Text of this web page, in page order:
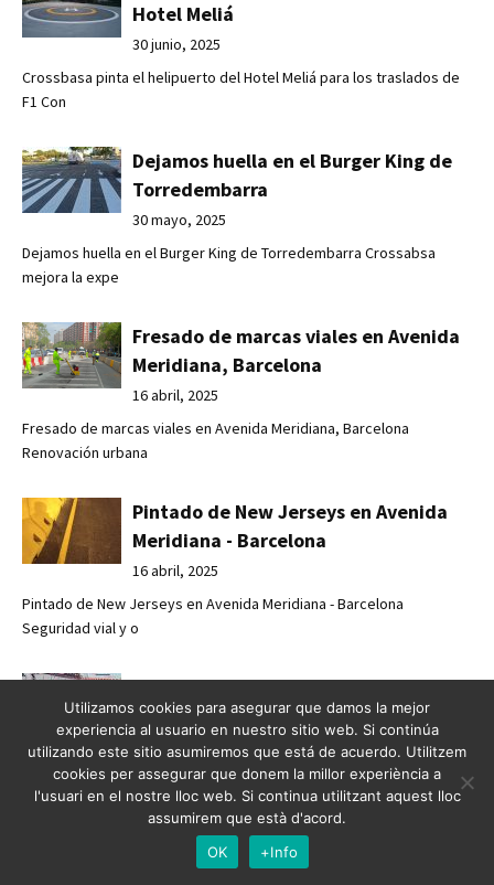
Hotel Meliá
30 junio, 2025
Crossbasa pinta el helipuerto del Hotel Meliá para los traslados de
F1 Con
Dejamos huella en el Burger King de
Torredembarra
30 mayo, 2025
Dejamos huella en el Burger King de Torredembarra Crossabsa
mejora la expe
Fresado de marcas viales en Avenida
Meridiana, Barcelona
16 abril, 2025
Fresado de marcas viales en Avenida Meridiana, Barcelona
Renovación urbana
Pintado de New Jerseys en Avenida
Meridiana - Barcelona
16 abril, 2025
Pintado de New Jerseys en Avenida Meridiana - Barcelona
Seguridad vial y o
Nuevo carril bici en Barcelona
16 abril, 2025
Nuevo carril bici en Barcelona Impulsando la movilidad urbana:
Crossbasa r
Seguridad y accesibilidad urbana con
Crossbasa
Utilizamos cookies para asegurar que damos la mejor
experiencia al usuario en nuestro sitio web. Si continúa
utilizando este sitio asumiremos que está de acuerdo. Utilitzem
cookies per assegurar que donem la millor experiència a
l'usuari en el nostre lloc web. Si continua utilitzant aquest lloc
assumirem que està d'acord.
OK
+Info